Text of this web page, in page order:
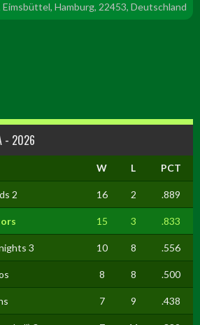
Hamburg, 22453, Deutschland
- 2026
W L PCT
2 16 2 .889
15 3 .833
3 10 8 .556
8 8 .500
7 9 .438